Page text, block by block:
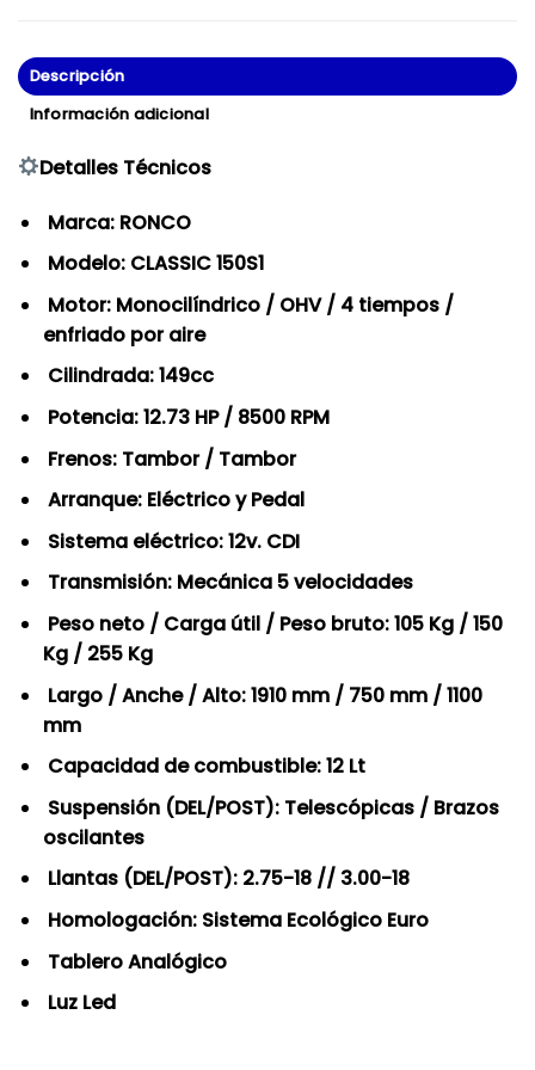
Descripción
Información adicional
Detalles Técnicos
Marca: RONCO
Modelo: CLASSIC 150S1
Motor: Monocilíndrico / OHV / 4 tiempos /
enfriado por aire
Cilindrada: 149cc
Potencia: 12.73 HP / 8500 RPM
Frenos: Tambor / Tambor
Arranque: Eléctrico y Pedal
Sistema eléctrico: 12v. CDI
Transmisión: Mecánica 5 velocidades
Peso neto / Carga útil / Peso bruto: 105 Kg / 150
Kg / 255 Kg
Largo / Anche / Alto: 1910 mm / 750 mm / 1100
mm
Capacidad de combustible: 12 Lt
Suspensión (DEL/POST): Telescópicas / Brazos
oscilantes
Llantas (DEL/POST): 2.75-18 // 3.00-18
Homologación: Sistema Ecológico Euro
Tablero Analógico
Luz Led